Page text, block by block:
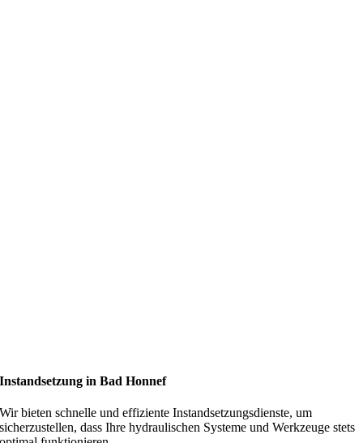
Instandsetzung in Bad Honnef
Wir bieten schnelle und effiziente Instandsetzungsdienste, um
sicherzustellen, dass Ihre hydraulischen Systeme und Werkzeuge stets